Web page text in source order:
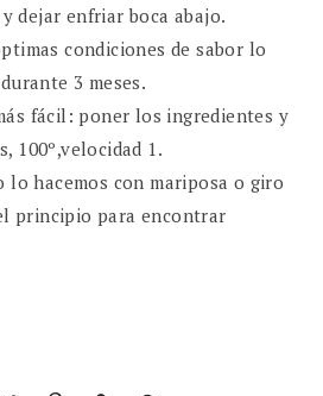
dejar enfriar boca abajo.
condiciones de sabor lo
3 meses.
fácil: poner los ingredientes y
100º,velocidad 1.
hacemos con mariposa o giro
principio para encontrar